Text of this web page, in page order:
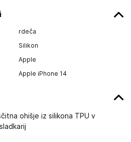
rdeča
Silikon
Apple
Apple iPhone 14
ohišje iz silikona TPU v